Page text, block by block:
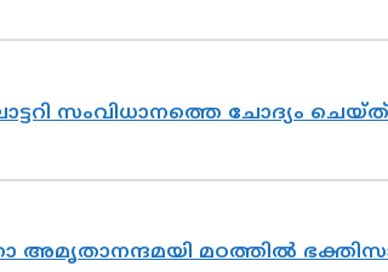
സംവിധാനത്തെ ചോദ്യം
അമൃതാനന്ദമയി മഠത്തിൽ